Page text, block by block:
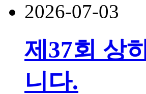
2026-07-03
제37회 상
니다.